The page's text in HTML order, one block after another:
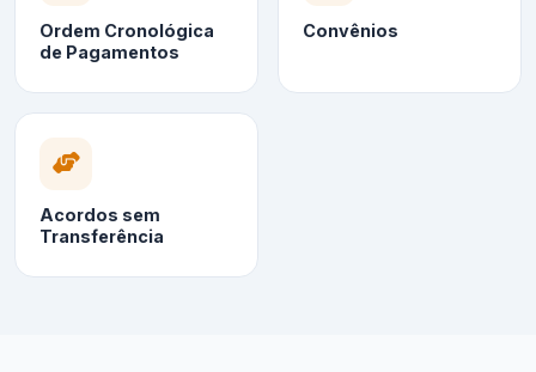
Ordem Cronológica
de Pagamentos
Convênios
Acordos sem
Transferência